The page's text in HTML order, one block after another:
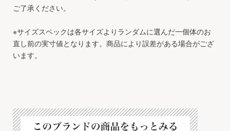
ご了承ください。
※サイズスペックは各サイズよりランダムに選んだ一個体のお
直し前の実寸値となります。商品により誤差がある場合がござ
います。